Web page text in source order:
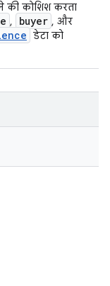
की कोशिश करता
, buyer , और
डेटा को